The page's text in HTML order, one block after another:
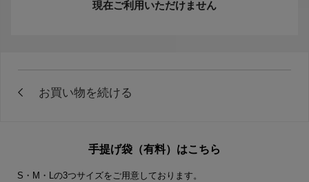
現在ご利用いただけません
手提げ袋（有料）はこちら
S・M・Lの3つサイズをご用意しております。